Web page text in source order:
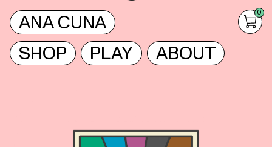
ANA CUNA
SHOP
PLAY ABOUT
0